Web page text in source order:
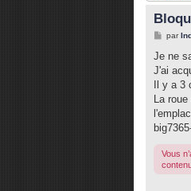
M
s
a
g
e
par
Je ne
J'ai
Il y a
La
Vous